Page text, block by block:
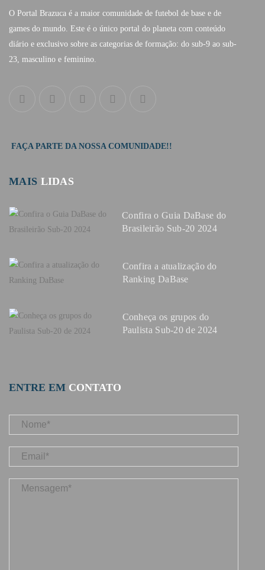
O Portal Brazuca é a maior comunidade de futebol de base e de
games do mundo. Este é o único portal do planeta com conteúdo
diário e exclusivo sobre as categorias de formação: do sub-9 ao sub-
23, masculino e feminino.
FAÇA PARTE DA NOSSA COMUNIDADE!!
MAIS LIDAS
Confira o Guia DaBase do
Brasileirão Sub-20 2024
Confira a atualização do
Ranking DaBase
Conheça os grupos do
Paulista Sub-20 de 2024
ENTRE EM CONTATO